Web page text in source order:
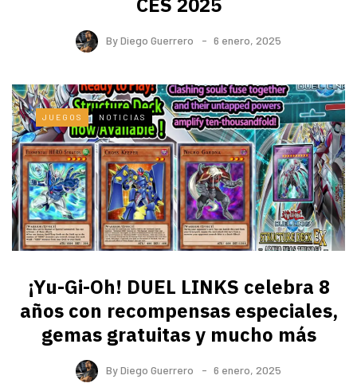
ByDiego Guerrero 6 enero, 2025
JUEGOS NOTICIAS
¡Yu-Gi-Oh! DUEL LINKS celebra 8
años con recompensas especiales,
gemas gratuitas y mucho más
ByDiego Guerrero 6 enero, 2025